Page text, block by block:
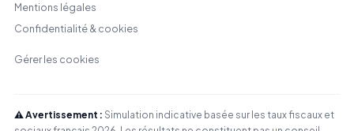
Mentions légales
Confidentialité & cookies
Gérer les cookies
⚠️ Avertissement : Simulation indicative basée sur les taux fiscaux et